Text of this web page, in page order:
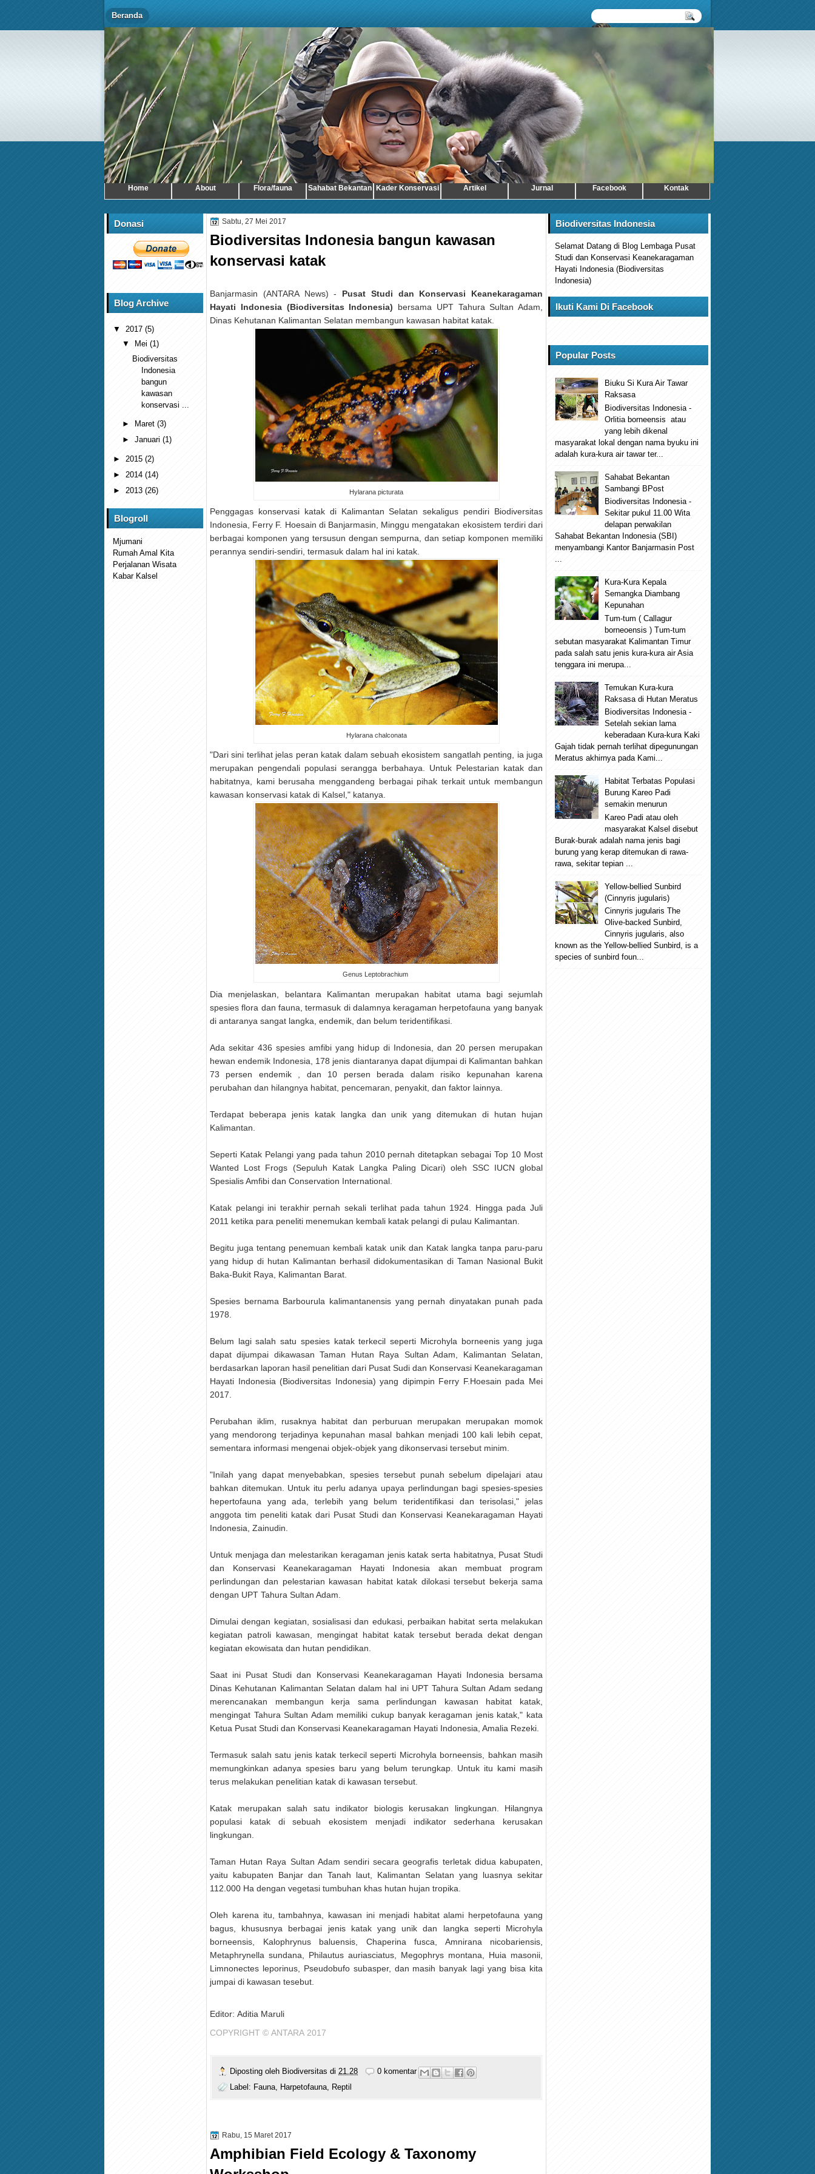
Beranda
Home About Flora/fauna Sahabat Bekantan Kader Konservasi Artikel Jurnal Facebook Kontak
Biodiversitas Indonesia
Selamat Datang di Blog Lembaga Pusat
Studi dan Konservasi Keanekaragaman
Hayati Indonesia (Biodiversitas
Indonesia)
Ikuti Kami Di Facebook
Popular Posts
Biuku Si Kura Air Tawar
Raksasa
Biodiversitas Indonesia -
Orlitia borneensis atau
yang lebih dikenal
masyarakat lokal dengan nama byuku ini
adalah kura-kura air tawar ter...
Sahabat Bekantan
Sambangi BPost
Biodiversitas Indonesia -
Sekitar pukul 11.00 Wita
delapan perwakilan
Sahabat Bekantan Indonesia (SBI)
menyambangi Kantor Banjarmasin Post
...
Kura-Kura Kepala
Semangka Diambang
Kepunahan
Tum-tum ( Callagur
borneoensis ) Tum-tum
sebutan masyarakat Kalimantan Timur
pada salah satu jenis kura-kura air Asia
tenggara ini merupa...
Temukan Kura-kura
Raksasa di Hutan Meratus
Biodiversitas Indonesia -
Setelah sekian lama
keberadaan Kura-kura Kaki
Gajah tidak pernah terlihat dipegunungan
Meratus akhirnya pada Kami...
Habitat Terbatas Populasi
Burung Kareo Padi
semakin menurun
Kareo Padi atau oleh
masyarakat Kalsel disebut
Burak-burak adalah nama jenis bagi
burung yang kerap ditemukan di rawa-
rawa, sekitar tepian ...
Yellow-bellied Sunbird
(Cinnyris jugularis)
Cinnyris jugularis The
Olive-backed Sunbird,
Cinnyris jugularis, also
known as the Yellow-bellied Sunbird, is a
species of sunbird foun...
Sabtu, 27 Mei 2017
Biodiversitas Indonesia bangun kawasan
konservasi katak
Banjarmasin (ANTARA News) - Pusat Studi dan Konservasi Keanekaragaman
Hayati Indonesia (Biodiversitas Indonesia) bersama UPT Tahura Sultan Adam,
Dinas Kehutanan Kalimantan Selatan membangun kawasan habitat katak.
Hylarana picturata
Penggagas konservasi katak di Kalimantan Selatan sekaligus pendiri Biodiversitas
Indonesia, Ferry F. Hoesain di Banjarmasin, Minggu mengatakan ekosistem terdiri dari
berbagai komponen yang tersusun dengan sempurna, dan setiap komponen memiliki
perannya sendiri-sendiri, termasuk dalam hal ini katak.
Hylarana chalconata
"Dari sini terlihat jelas peran katak dalam sebuah ekosistem sangatlah penting, ia juga
merupakan pengendali populasi serangga berbahaya. Untuk Pelestarian katak dan
habitatnya, kami berusaha menggandeng berbagai pihak terkait untuk membangun
kawasan konservasi katak di Kalsel," katanya.
Genus Leptobrachium
Dia menjelaskan, belantara Kalimantan merupakan habitat utama bagi sejumlah
spesies flora dan fauna, termasuk di dalamnya keragaman herpetofauna yang banyak
di antaranya sangat langka, endemik, dan belum teridentifikasi.
Ada sekitar 436 spesies amfibi yang hidup di Indonesia, dan 20 persen merupakan
hewan endemik Indonesia, 178 jenis diantaranya dapat dijumpai di Kalimantan bahkan
73 persen endemik , dan 10 persen berada dalam risiko kepunahan karena
perubahan dan hilangnya habitat, pencemaran, penyakit, dan faktor lainnya.
Terdapat beberapa jenis katak langka dan unik yang ditemukan di hutan hujan
Kalimantan.
Seperti Katak Pelangi yang pada tahun 2010 pernah ditetapkan sebagai Top 10 Most
Wanted Lost Frogs (Sepuluh Katak Langka Paling Dicari) oleh SSC IUCN global
Spesialis Amfibi dan Conservation International.
Katak pelangi ini terakhir pernah sekali terlihat pada tahun 1924. Hingga pada Juli
2011 ketika para peneliti menemukan kembali katak pelangi di pulau Kalimantan.
Begitu juga tentang penemuan kembali katak unik dan Katak langka tanpa paru-paru
yang hidup di hutan Kalimantan berhasil didokumentasikan di Taman Nasional Bukit
Baka-Bukit Raya, Kalimantan Barat.
Spesies bernama Barbourula kalimantanensis yang pernah dinyatakan punah pada
1978.
Belum lagi salah satu spesies katak terkecil seperti Microhyla borneenis yang juga
dapat dijumpai dikawasan Taman Hutan Raya Sultan Adam, Kalimantan Selatan,
berdasarkan laporan hasil penelitian dari Pusat Sudi dan Konservasi Keanekaragaman
Hayati Indonesia (Biodiversitas Indonesia) yang dipimpin Ferry F.Hoesain pada Mei
2017.
Perubahan iklim, rusaknya habitat dan perburuan merupakan merupakan momok
yang mendorong terjadinya kepunahan masal bahkan menjadi 100 kali lebih cepat,
sementara informasi mengenai objek-objek yang dikonservasi tersebut minim.
"Inilah yang dapat menyebabkan, spesies tersebut punah sebelum dipelajari atau
bahkan ditemukan. Untuk itu perlu adanya upaya perlindungan bagi spesies-spesies
hepertofauna yang ada, terlebih yang belum teridentifikasi dan terisolasi," jelas
anggota tim peneliti katak dari Pusat Studi dan Konservasi Keanekaragaman Hayati
Indonesia, Zainudin.
Untuk menjaga dan melestarikan keragaman jenis katak serta habitatnya, Pusat Studi
dan Konservasi Keanekaragaman Hayati Indonesia akan membuat program
perlindungan dan pelestarian kawasan habitat katak dilokasi tersebut bekerja sama
dengan UPT Tahura Sultan Adam.
Dimulai dengan kegiatan, sosialisasi dan edukasi, perbaikan habitat serta melakukan
kegiatan patroli kawasan, mengingat habitat katak tersebut berada dekat dengan
kegiatan ekowisata dan hutan pendidikan.
Saat ini Pusat Studi dan Konservasi Keanekaragaman Hayati Indonesia bersama
Dinas Kehutanan Kalimantan Selatan dalam hal ini UPT Tahura Sultan Adam sedang
merencanakan membangun kerja sama perlindungan kawasan habitat katak,
mengingat Tahura Sultan Adam memiliki cukup banyak keragaman jenis katak," kata
Ketua Pusat Studi dan Konservasi Keanekaragaman Hayati Indonesia, Amalia Rezeki.
Termasuk salah satu jenis katak terkecil seperti Microhyla borneensis, bahkan masih
memungkinkan adanya spesies baru yang belum terungkap. Untuk itu kami masih
terus melakukan penelitian katak di kawasan tersebut.
Katak merupakan salah satu indikator biologis kerusakan lingkungan. Hilangnya
populasi katak di sebuah ekosistem menjadi indikator sederhana kerusakan
lingkungan.
Taman Hutan Raya Sultan Adam sendiri secara geografis terletak didua kabupaten,
yaitu kabupaten Banjar dan Tanah laut, Kalimantan Selatan yang luasnya sekitar
112.000 Ha dengan vegetasi tumbuhan khas hutan hujan tropika.
Oleh karena itu, tambahnya, kawasan ini menjadi habitat alami herpetofauna yang
bagus, khususnya berbagai jenis katak yang unik dan langka seperti Microhyla
borneensis, Kalophrynus baluensis, Chaperina fusca, Amnirana nicobariensis,
Metaphrynella sundana, Philautus auriasciatus, Megophrys montana, Huia masonii,
Limnonectes leporinus, Pseudobufo subasper, dan masih banyak lagi yang bisa kita
jumpai di kawasan tesebut.
Editor: Aditia Maruli
COPYRIGHT © ANTARA 2017
Diposting oleh Biodiversitas di 21.28
0 komentar
Label: Fauna Harpetofauna Reptil
Rabu, 15 Maret 2017
Amphibian Field Ecology & Taxonomy
Donasi
Blog Archive
▼ 2017 (5)
▼
Mei(1)
Biodiversitas
Indonesia
bangun
kawasan
konservasi ...
► Maret(3)
►Januari(1)
► 2015 (2)
► 2014 (14)
► 2013 (26)
Blogroll
Mjumani
Rumah Amal Kita
Perjalanan Wisata
Kabar Kalsel